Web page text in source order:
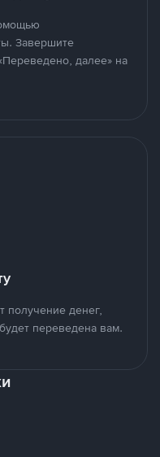
Завершите
далее» на
получение денег,
переведена вам.